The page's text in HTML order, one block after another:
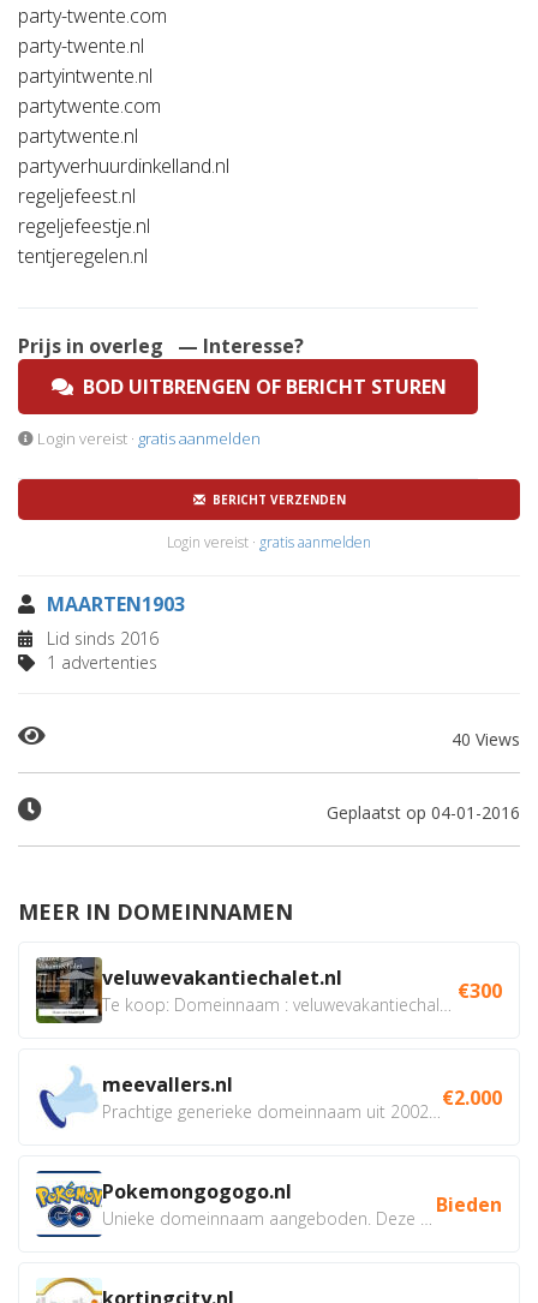
party-twente.com
party-twente.nl
partyintwente.nl
partytwente.com
partytwente.nl
partyverhuurdinkelland.nl
regeljefeest.nl
regeljefeestje.nl
tentjeregelen.nl
Prijs in overleg
— Interesse?
BOD UITBRENGEN OF BERICHT STUREN
Login vereist · gratis aanmelden
BERICHT VERZENDEN
Login vereist · gratis aanmelden
MAARTEN1903
Lid sinds 2016
1 advertenties
40 Views
Geplaatst op 04-01-2016
MEER IN DOMEINNAMEN
veluwevakantiechalet.nl €300
meevallers.nl €2.000
Pokemongogogo.nl Bieden
kortingcity.nl